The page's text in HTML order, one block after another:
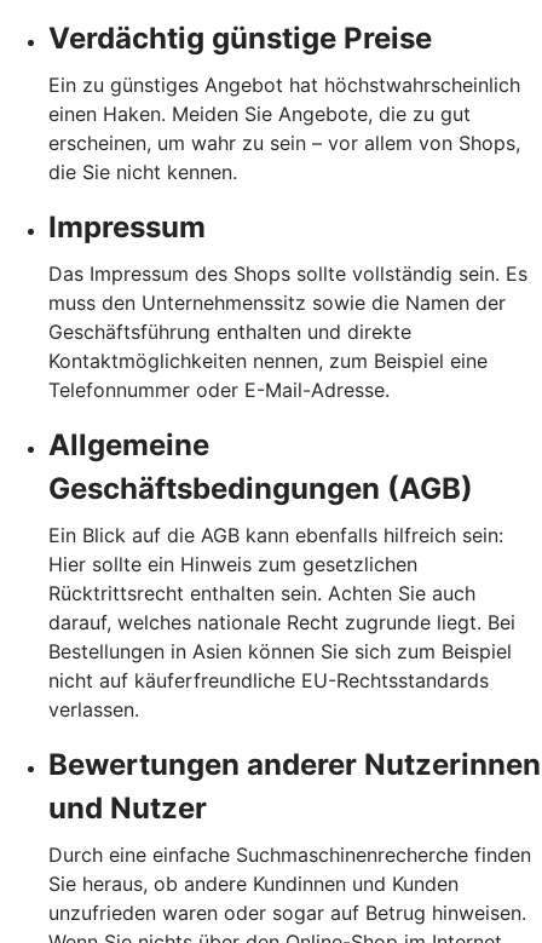
Verdächtig günstige Preise
Ein zu günstiges Angebot hat höchstwahrscheinlich
einen Haken. Meiden Sie Angebote, die zu gut
erscheinen, um wahr zu sein – vor allem von Shops,
die Sie nicht kennen.
Impressum
Das Impressum des Shops sollte vollständig sein. Es
muss den Unternehmenssitz sowie die Namen der
Geschäftsführung enthalten und direkte
Kontaktmöglichkeiten nennen, zum Beispiel eine
Telefonnummer oder E-Mail-Adresse.
Allgemeine
Geschäftsbedingungen (AGB)
Ein Blick auf die AGB kann ebenfalls hilfreich sein:
Hier sollte ein Hinweis zum gesetzlichen
Rücktrittsrecht enthalten sein. Achten Sie auch
darauf, welches nationale Recht zugrunde liegt. Bei
Bestellungen in Asien können Sie sich zum Beispiel
nicht auf käuferfreundliche EU-Rechtsstandards
verlassen.
Bewertungen anderer Nutzerinnen
und Nutzer
Durch eine einfache Suchmaschinenrecherche finden
Sie heraus, ob andere Kundinnen und Kunden
unzufrieden waren oder sogar auf Betrug hinweisen.